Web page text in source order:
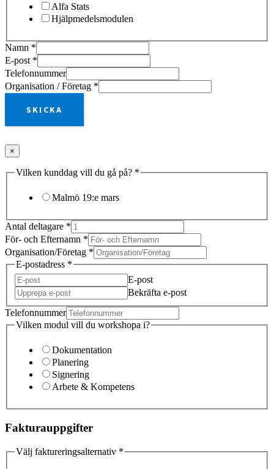
Alfa Stats
Hjälpmedelsmodulen
Namn *
E-post *
Telefonnummer
Organisation / Företag *
SKICKA
×
Vilken kunddag vill du gå på? *
Malmö 19:e mars
Antal deltagare *
För- och Efternamn *
Organisation/Företag *
E-postadress *
E-post
Bekräfta e-post
Telefonnummer
Vilken modul vill du workshopa i?
Dokumentation
Planering
Signering
Arbete & Kompetens
Fakturauppgifter
Välj faktureringsalternativ *